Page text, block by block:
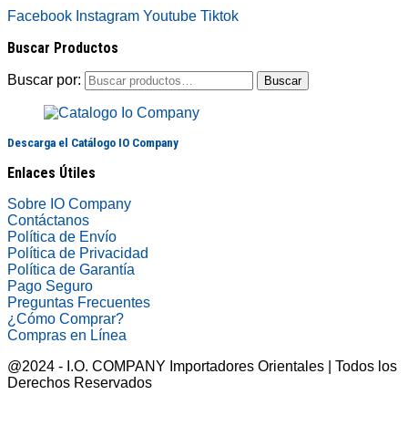
Facebook Instagram Youtube Tiktok
Buscar Productos
Buscar por: Buscar
Descarga el Catálogo IO Company
Enlaces Útiles
Sobre IO Company
Contáctanos
Política de Envío
Política de Privacidad
Política de Garantía
Pago Seguro
Preguntas Frecuentes
¿Cómo Comprar?
Compras en Línea
@2024 - I.O. COMPANY Importadores Orientales | Todos los
Derechos Reservados